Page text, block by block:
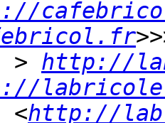
>
http://
<
http://